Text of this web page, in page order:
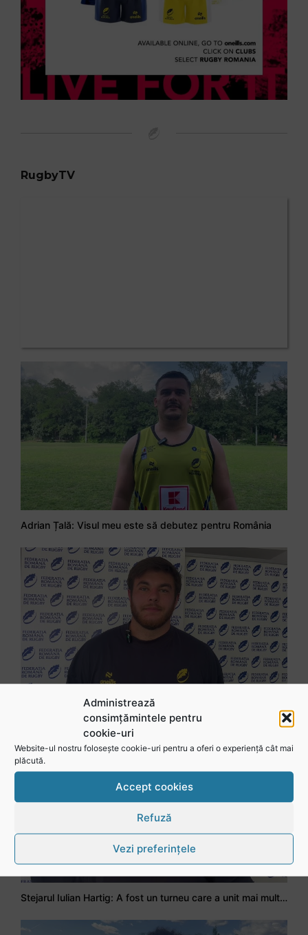
Administrează
consimțămintele pentru
cookie-uri
Website-ul nostru folosește cookie-uri pentru a oferi o experiență cât mai
plăcută.
Accept cookies
Refuză
Vezi preferințele
RugbyTV
Adrian Țală: Visul meu este să debutez pentru România
Stejarul Logan Weidner: Echipa a muncit mult, iar asta se va vedea în meciurile de la Nations Cup
Stejarul Iulian Hartig: A fost un turneu care a unit mai mult echipa